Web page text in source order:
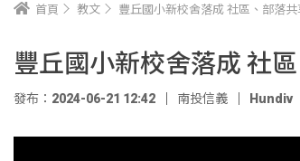
首頁 教文 豐丘國小新校舍落成 社區、部落共
豐丘國小新校舍落成 社
發布：2024-06-21 12:42 南投信義 Hundiv